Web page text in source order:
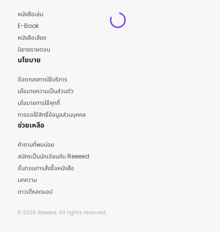
หนังสือเล่ม
E-Book
หนังสือเสียง
นิยายรายตอน
นโยบาย
ข้อตกลงการใช้บริการ
นโยบายความเป็นส่วนตัว
นโยบายการใช้คุกกี้
การขอใช้สิทธิ์ข้อมูลส่วนบุคคล
ช่วยเหลือ
คำถามที่พบบ่อย
สมัครเป็นนักเขียนกับ Reeeed
ขั้นตอนการสั่งซื้อหนังสือ
บทความ
ดาวน์โหลดแอป
© 2025 Reeeed. All rights reserved.